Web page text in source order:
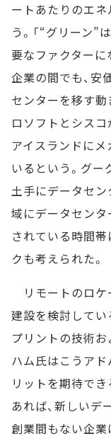
ートあたりのエ
う。「“グリーン”
要なファクターに
企業の間でも、安
センターを移す動
ロソフトとシス
アイスランドに
いるという。グ
土手にデータセ
域にデータセンタ
されている時間
クも考えられた。
リモートのロケ
建設を検討してい
プリントの技術お
ハム氏はこうアド
リットを期待で
あれば、新しいデ
創業間もない企業